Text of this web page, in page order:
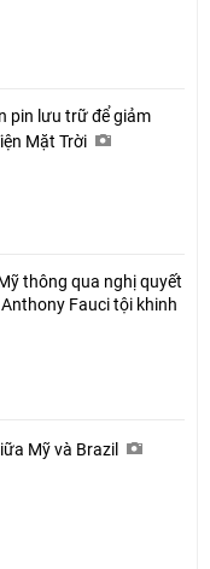
pin lưu trữ để giảm
Mặt Trời
thông qua nghị quyết
Fauci tội khinh
Mỹ và Brazil